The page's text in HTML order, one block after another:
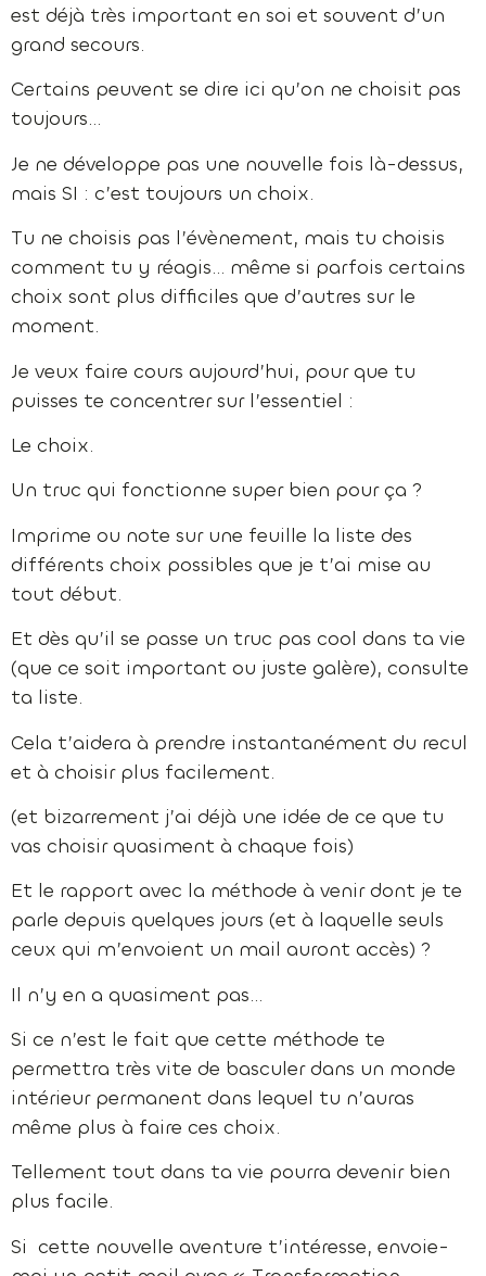
est déjà très important en soi et souvent d’un
grand secours.
Certains peuvent se dire ici qu’on ne choisit pas
toujours…
Je ne développe pas une nouvelle fois là-dessus,
mais SI : c’est toujours un choix.
Tu ne choisis pas l’évènement, mais tu choisis
comment tu y réagis… même si parfois certains
choix sont plus difficiles que d’autres sur le
moment.
Je veux faire cours aujourd’hui, pour que tu
puisses te concentrer sur l’essentiel :
Le choix.
Un truc qui fonctionne super bien pour ça ?
Imprime ou note sur une feuille la liste des
différents choix possibles que je t’ai mise au
tout début.
Et dès qu’il se passe un truc pas cool dans ta vie
(que ce soit important ou juste galère), consulte
ta liste.
Cela t’aidera à prendre instantanément du recul
et à choisir plus facilement.
(et bizarrement j’ai déjà une idée de ce que tu
vas choisir quasiment à chaque fois)
Et le rapport avec la méthode à venir dont je te
parle depuis quelques jours (et à laquelle seuls
ceux qui m’envoient un mail auront accès) ?
Il n’y en a quasiment pas…
Si ce n’est le fait que cette méthode te
permettra très vite de basculer dans un monde
intérieur permanent dans lequel tu n’auras
même plus à faire ces choix.
Tellement tout dans ta vie pourra devenir bien
plus facile.
Si cette nouvelle aventure t’intéresse, envoie-